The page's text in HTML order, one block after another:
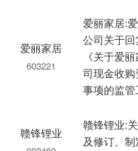
爱丽家居
603221
爱丽家居:
公司关于
《关于爱
司现金收
事项的监
赣锋锂业
赣锋锂业:
及修订、